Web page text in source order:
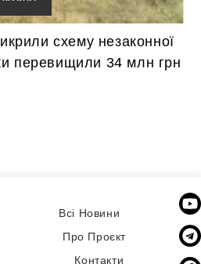
схему незаконної
перевищили 34 млн грн
Всі Новини
Про Проєкт
Контакти